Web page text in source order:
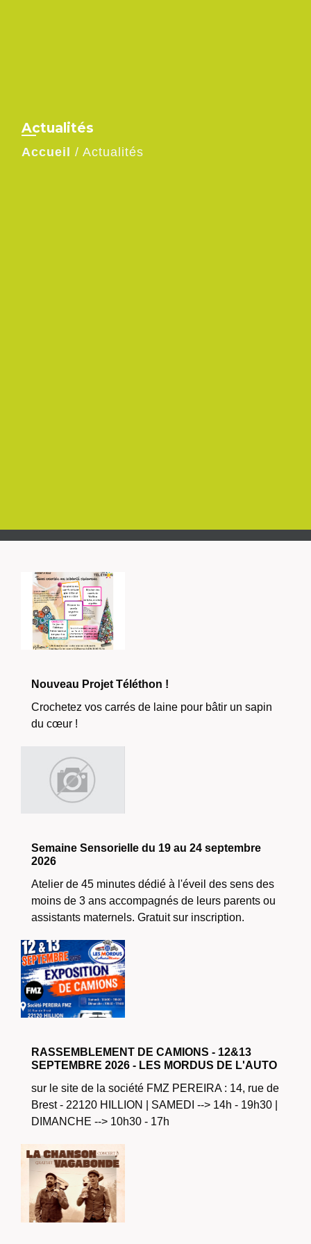
Actualités
Accueil / Actualités
Nouveau Projet Téléthon !
Crochetez vos carrés de laine pour bâtir un sapin
du cœur !
Semaine Sensorielle du 19 au 24 septembre
2026
Atelier de 45 minutes dédié à l'éveil des sens des
moins de 3 ans accompagnés de leurs parents ou
assistants maternels. Gratuit sur inscription.
RASSEMBLEMENT DE CAMIONS - 12&13
SEPTEMBRE 2026 - LES MORDUS DE L'AUTO
sur le site de la société FMZ PEREIRA : 14, rue de
Brest - 22120 HILLION | SAMEDI --> 14h - 19h30 |
DIMANCHE --> 10h30 - 17h